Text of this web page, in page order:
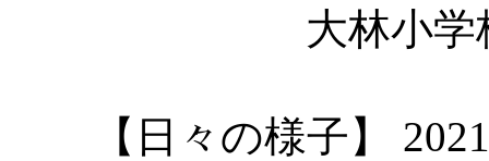
大林小学
【日々の様子】